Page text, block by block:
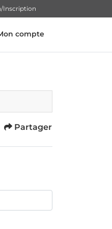
Inscription
compte
Partager